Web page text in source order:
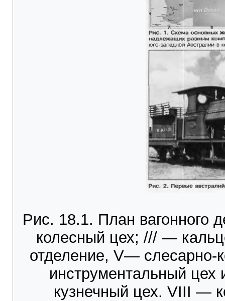
Рис. 18.1. План вагонного
колесный цех; /// —
отделение, V— слесарно-
инструментальный
кузнечный цех. VIII —